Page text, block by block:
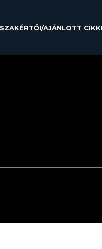
SZAKÉRTŐI/AJÁNLOTT